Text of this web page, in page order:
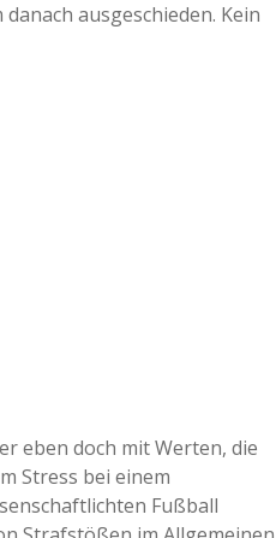
ausgeschieden. Kein
eben doch mit Werten, die
Stress bei einem
Fußball